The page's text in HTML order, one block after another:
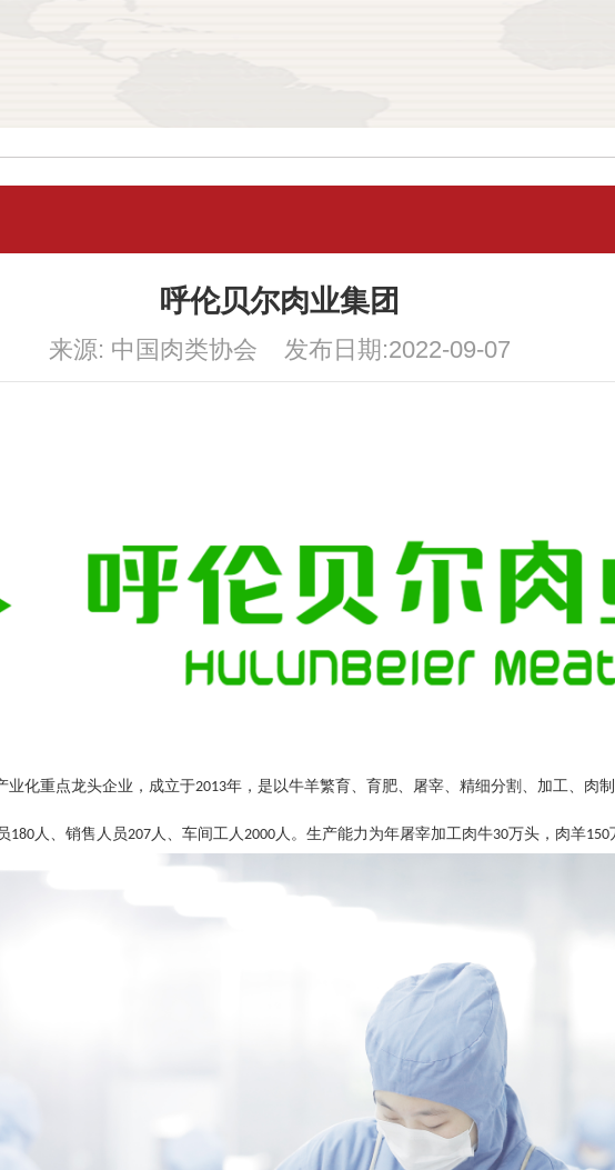
呼伦贝尔肉业集团
来源: 中国肉类协会 发布日期:2022-09-07
业化重点龙头企业，成立于2013年，是以牛羊繁育、育肥、屠宰、精细分割、加工、肉
180人、销售人员207人、车间工人2000人。生产能力为年屠宰加工肉牛30万头，肉羊150